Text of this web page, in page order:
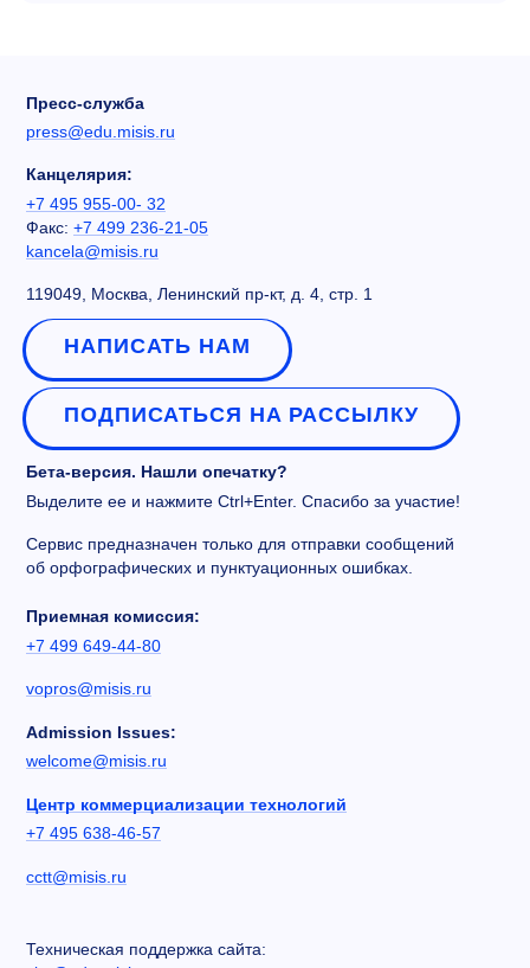
Пресс-служба
press@edu.misis.ru
Канцелярия:
+7 495 955-00- 32
Факс: +7 499 236-21-05
kancela@misis.ru
119049, Москва, Ленинский пр-кт, д. 4, стр. 1
НАПИСАТЬ НАМ
ПОДПИСАТЬСЯ НА РАССЫЛКУ
Бета-версия. Нашли опечатку?
Выделите ее и нажмите Ctrl+Enter. Спасибо за участие!
Сервис предназначен только для отправки сообщений
об орфографических и пунктуационных ошибках.
Приемная комиссия:
+7 499 649-44-80
vopros@misis.ru
Admission Issues:
welcome@misis.ru
Центр коммерциализации технологий
+7 495 638-46-57
cctt@misis.ru
Техническая поддержка сайта: